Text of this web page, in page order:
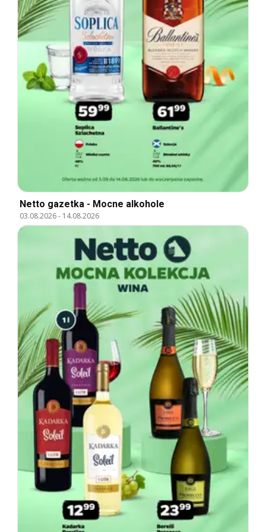
Netto gazetka - Mocne alkohole
03.08.2026- 14.08.2026